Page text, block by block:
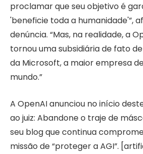
proclamar que seu objetivo é
'beneficie toda a humanidade'”,
denúncia. “Mas, na realidade, a
tornou uma subsidiária de fato
da Microsoft, a maior empresa
mundo.”
A OpenAI anunciou no início
ao juiz: Abandone o traje de
seu blog que continua
missão de “proteger a AGI”.